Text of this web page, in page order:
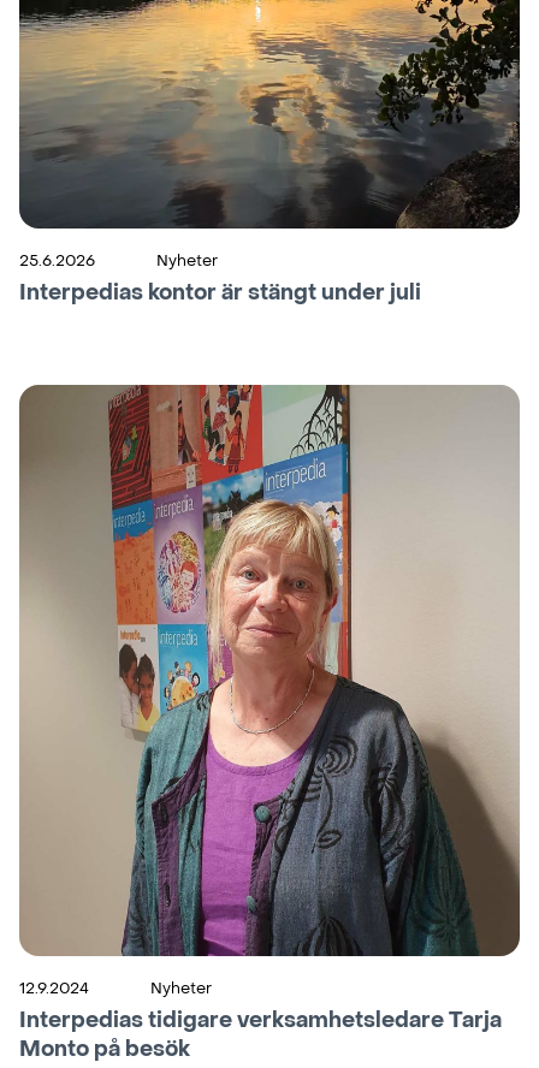
25.6.2026 Nyheter
Interpedias kontor är stängt under juli
12.9.2024 Nyheter
Interpedias tidigare verksamhetsledare Tarja
Monto på besök